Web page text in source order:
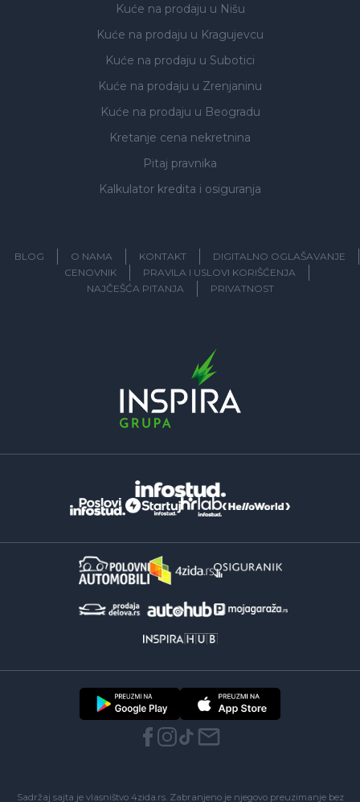
Kuće na prodaju u Nišu
Kuće na prodaju u Kragujevcu
Kuće na prodaju u Subotici
Kuće na prodaju u Zrenjaninu
Kuće na prodaju u Beogradu
Kretanje cena nekretnina
Pitaj pravnika
Kalkulator kredita i osiguranja
BLOG O NAMA KONTAKT
DIGITALNO OGLAŠAVANJE
CENOVNIK
PRAVILA I USLOVI KORIŠĆENJA
NAJČEŠĆA PITANJA
PRIVATNOST
Sadržaj sajta je vlasništvo 4zida.rs. Zabranjeno je njegovo preuzimanje bez